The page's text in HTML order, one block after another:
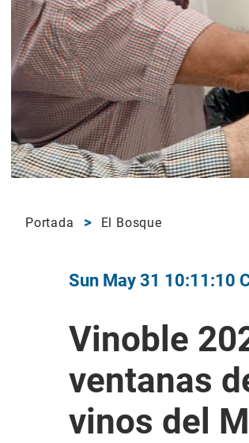
Portada El Bosque
Sun May 31 10:11:10
Vinoble
ventanas
vinos del